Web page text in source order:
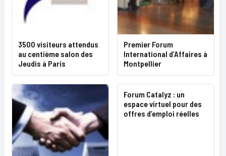
3500 visiteurs attendus
au centième salon des
Jeudis à Paris
Premier Forum
International d’Affaires à
Montpellier
Forum Catalyz : un
espace virtuel pour des
offres d’emploi réelles